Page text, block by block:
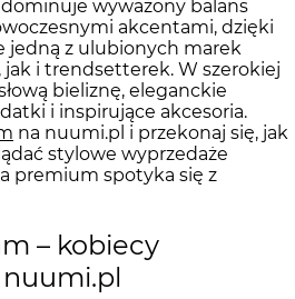
wyważony balans
akcentami, dzięki
jedną z ulubionych marek
i trendsetterek. W szerokiej
bieliznę, eleganckie
i inspirujące akcesoria.
na nuumi.pl i przekonaj się, jak
stylowe wyprzedaże
premium spotyka się z
– kobiecy